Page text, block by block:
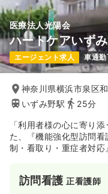
医療法人光陽会
ハートケアいず
エージェント求人 車通勤
神奈川県横浜市泉区
いずみ野駅
25分
「利用者様の心に寄り
た、『機能強化型訪問
制・看取り・重症者対
訪問看護正看護師